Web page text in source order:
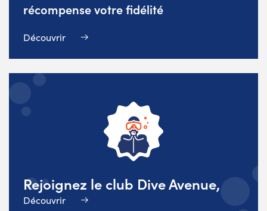
récompense votre fidélité
Découvrir
Rejoignez le club Dive Avenue,
Découvrir